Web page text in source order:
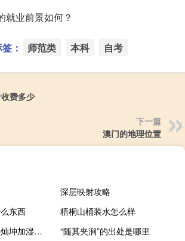
就业前景如何？
： 师范类 本科 自考
费多少
下一篇
澳门的地理位置
深层映射攻略
东西
梧桐山桶装水怎么样
天津河西区可提供灿坤加湿器维修服务地址在哪
“随其夹涧”的出处是哪里